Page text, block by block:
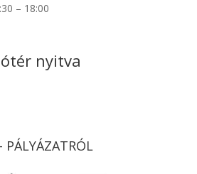
– 18:00
nyitva
PÁLYÁZATRÓL